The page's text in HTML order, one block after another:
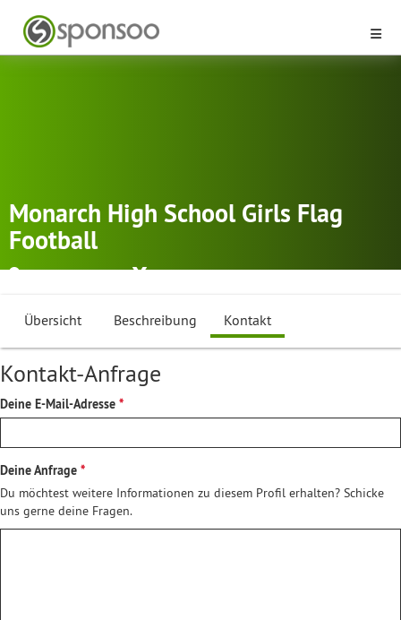
Monarch High School Girls Flag
Football
Coconut Creek Flag Football
Übersicht Beschreibung Kontakt
Kontakt-Anfrage
Deine E-Mail-Adresse
Deine Anfrage
Du möchtest weitere Informationen zu diesem Profil erhalten? Schicke
uns gerne deine Fragen.